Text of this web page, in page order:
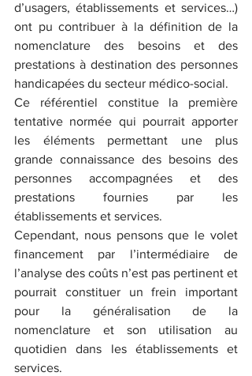
d’usagers, établissements et services…)
ont pu contribuer à la définition de la
nomenclature des besoins et des
prestations à destination des personnes
handicapées du secteur médico-social.
Ce référentiel constitue la première
tentative normée qui pourrait apporter
les éléments permettant une plus
grande connaissance des besoins des
personnes accompagnées et des
prestations fournies par les
établissements et services.
Cependant, nous pensons que le volet
financement par l’intermédiaire de
l’analyse des coûts n’est pas pertinent et
pourrait constituer un frein important
pour la généralisation de la
nomenclature et son utilisation au
quotidien dans les établissements et
services.